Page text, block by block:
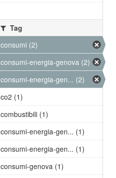
Tag
consumi (2)
consumi-energia-genova (2)
consumi-energia-gen... (2)
co2 (1)
combustibili (1)
consumi-energia-gen... (1)
consumi-energia-gen... (1)
consumi-genova (1)